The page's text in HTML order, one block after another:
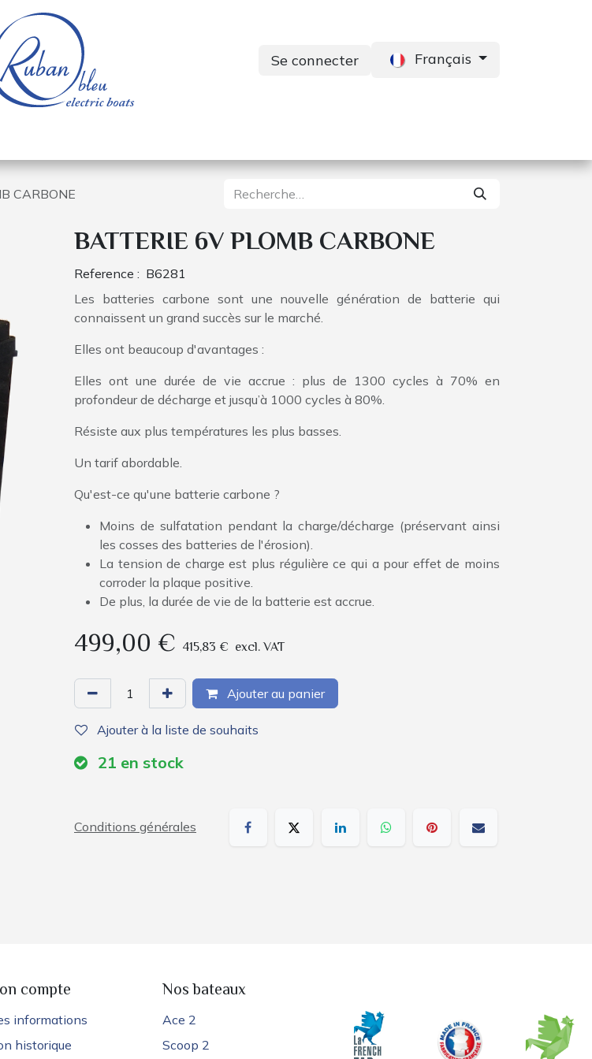
Se connecter Français
CARBONE
BATTERIE 6V PLOMB CARBONE
Reference : B6281
Les batteries carbone sont une nouvelle génération de batterie qui
connaissent un grand succès sur le marché.
Elles ont beaucoup d'avantages :
Elles ont une durée de vie accrue : plus de 1300 cycles à 70% en
profondeur de décharge et jusqu’à 1000 cycles à 80%.
Résiste aux plus températures les plus basses.
Un tarif abordable.
Qu'est-ce qu'une batterie carbone ?
Moins de sulfatation pendant la charge/décharge (préservant ainsi
les cosses des batteries de l'érosion).
La tension de charge est plus régulière ce qui a pour effet de moins
corroder la plaque positive.
De plus, la durée de vie de la batterie est accrue.
499,00 € 415,83 € excl. VAT
Ajouter au panier
Ajouter à la liste de souhaits
21 en stock
Conditions générales
compte
informations
historique
Nos bateaux
Ace 2
Scoop 2